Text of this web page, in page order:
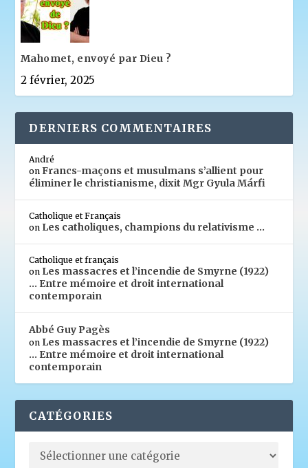
Mahomet, envoyé par Dieu ?
2 février, 2025
DERNIERS COMMENTAIRES
André
onFrancs-maçons et musulmans s’allient pour
éliminer le christianisme, dixit Mgr Gyula Márfi
Catholique et Français
on Les catholiques, champions du relativisme …
Catholique et français
on Les massacres et l’incendie de Smyrne (1922)
… Entre mémoire et droit international
contemporain
Abbé Guy Pagès
on Les massacres et l’incendie de Smyrne (1922)
… Entre mémoire et droit international
contemporain
CATÉGORIES